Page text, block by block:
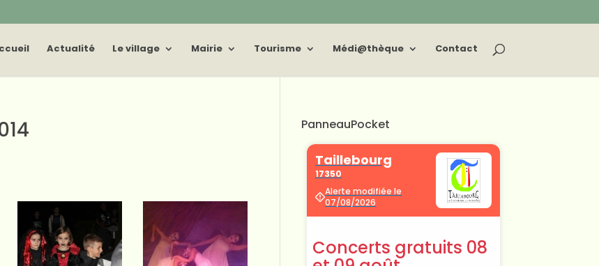
Actualité Le village Mairie Tourisme Médi@thèque Contact
PanneauPocket